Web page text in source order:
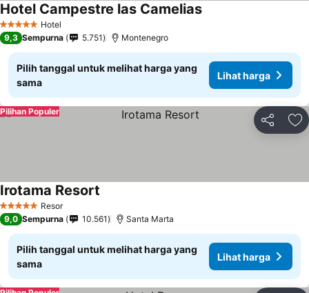
5 Bintang Hotel
Hotel Campestre las Camelias
9,3 Sempurna 5.751 Montenegro
Pilih tanggal untuk melihat harga yang
sama
Lihat harga
Bagikan
Pilihan Populer
5 Bintang Resor
Irotama Resort
9,0 Sempurna 10.561 Santa Marta
Pilih tanggal untuk melihat harga yang
sama
Lihat harga